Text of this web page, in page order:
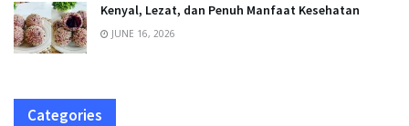
Kenyal, Lezat, dan Penuh Manfaat Kesehatan
JUNE 16, 2026
Categories